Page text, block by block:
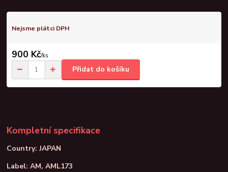
Nejsme plátci DPH
900 Kč/ks
Přidat do košíku
Kompletní specifikace
Country: JAPAN
Label: AM, AML173